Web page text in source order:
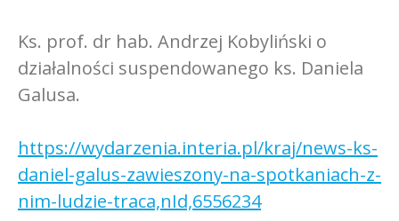
Ks. prof. dr hab. Andrzej Kobyliński o
działalności suspendowanego ks. Daniela
Galusa.
https://wydarzenia.interia.pl/kraj/news-ks-
daniel-galus-zawieszony-na-spotkaniach-z-
nim-ludzie-traca,nId,6556234